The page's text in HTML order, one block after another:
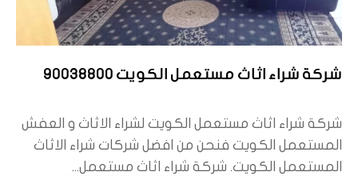
شركة شراء اثاث مستعمل الكويت 90038800
شركة شراء اثاث مستعمل الكويت لشراء الاثاث و العفش
المستعمل الكويت فنحن من افضل شركات شراء الاثاث
المستعمل الكويت. شركة شراء اثاث مستعمل...